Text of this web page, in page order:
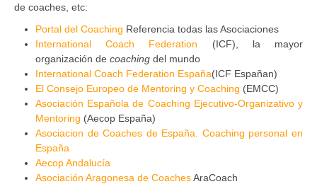
de coaches, etc:
Portal del Coaching Referencia todas las Asociaciones
International Coach Federation (ICF), la mayor
organización de coaching del mundo
International Coach Federation España(ICF Españan)
El Consejo Europeo de Mentoring y Coaching (EMCC)
Asociación Española de Coaching Ejecutivo-Organizativo y
Mentoring (Aecop España)
Asociacion de Coaches de España. Coaching personal en
España
Aecop Andalucía
Asociación Aragonesa de CoachesAraCoach